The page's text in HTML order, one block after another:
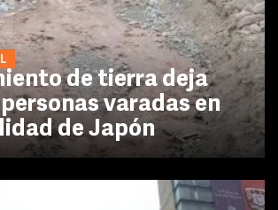
de tierra deja
varadas en
de Japón